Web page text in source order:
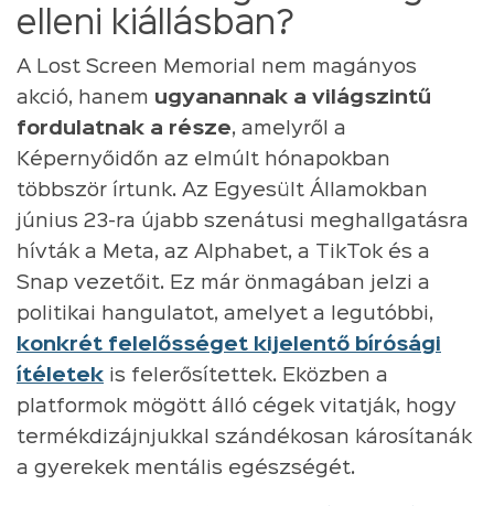
elleni kiállásban?
A Lost Screen Memorial nem magányos
akció, hanem ugyanannak a világszintű
fordulatnak a része, amelyről a
Képernyőidőn az elmúlt hónapokban
többször írtunk. Az Egyesült Államokban
június 23-ra újabb szenátusi meghallgatásra
hívták a Meta, az Alphabet, a TikTok és a
Snap vezetőit. Ez már önmagában jelzi a
politikai hangulatot, amelyet a legutóbbi,
konkrét felelősséget kijelentő bírósági
ítéletek is felerősítettek. Eközben a
platformok mögött álló cégek vitatják, hogy
termékdizájnjukkal szándékosan károsítanák
a gyerekek mentális egészségét.